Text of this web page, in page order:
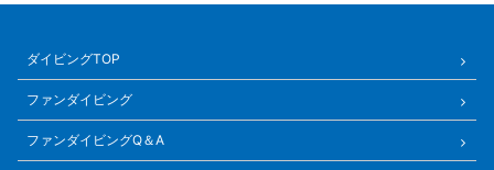
ダイビングTOP
ファンダイビング
ファンダイビングQ＆A